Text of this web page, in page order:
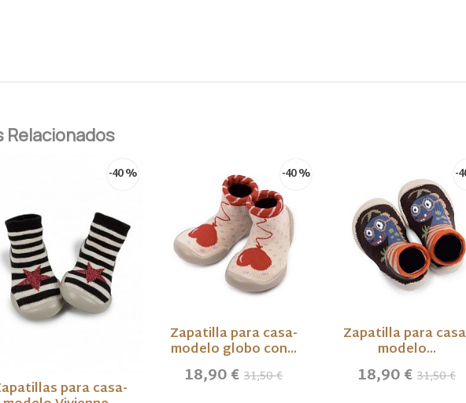
Relacionados
-40 %
para casa-
-40 %
Zapatilla para casa-
modelo globo con...
18,90 €31,50 €
-
Zapatilla para
modelo...
18,90 €31,50 €